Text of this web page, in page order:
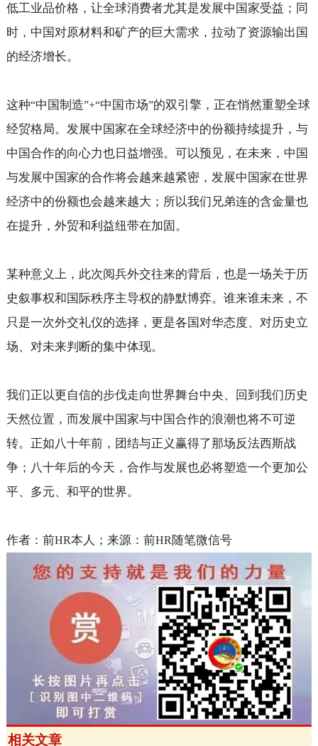
低工业品价格，让全球消费者尤其是发展中国家受益；同
时，中国对原材料和矿产的巨大需求，拉动了资源输出国
的经济增长。
这种“中国制造”+“中国市场”的双引擎，正在悄然重塑全球
经贸格局。发展中国家在全球经济中的份额持续提升，与
中国合作的向心力也日益增强。可以预见，在未来，中国
与发展中国家的合作将会越来越紧密，发展中国家在世界
经济中的份额也会越来越大；所以我们兄弟连的含金量也
在提升，外贸和利益纽带在加固。
某种意义上，此次阅兵外交往来的背后，也是一场关于历
史叙事权和国际秩序主导权的静默博弈。谁来谁未来，不
只是一次外交礼仪的选择，更是各国对华态度、对历史立
场、对未来判断的集中体现。
我们正以更自信的步伐走向世界舞台中央、回到我们历史
天然位置，而发展中国家与中国合作的浪潮也将不可逆
转。正如八十年前，团结与正义赢得了那场反法西斯战
争；八十年后的今天，合作与发展也必将塑造一个更加公
平、多元、和平的世界。
作者：前HR本人；来源：前HR 随笔微信号
相关文章